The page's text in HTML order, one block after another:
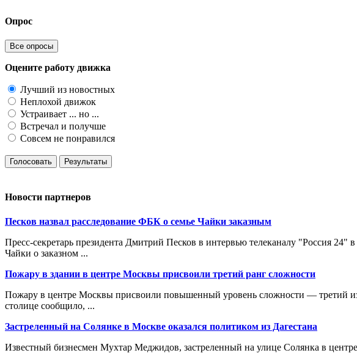
Опрос
Все опросы
Оцените работу движка
Лучший из новостных
Неплохой движок
Устраивает ... но ...
Встречал и получше
Совсем не понравился
Голосовать Результаты
Новости партнеров
Песков назвал расследование ФБК о семье Чайки заказным
Пресс-секретарь президента Дмитрий Песков в интервью телеканалу "Россия
Чайки о заказном ...
Пожару в здании в центре Москвы присвоили третий ранг сложности
Пожару в центре Москвы присвоили повышенный уровень сложности — третий
столице сообщило, ...
Застреленный на Солянке в Москве оказался политиком из Дагестана
Известный бизнесмен Мухтар Меджидов, застреленный на улице Солянка в